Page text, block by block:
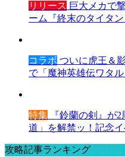
リリース 巨大メカで
ーム『終末のタイタ
コラボ ついに虎王＆
で「魔神英雄伝ワタ
特集 『鈴蘭の剣』が
道」を解禁ッ！記念
攻略記事ランキング